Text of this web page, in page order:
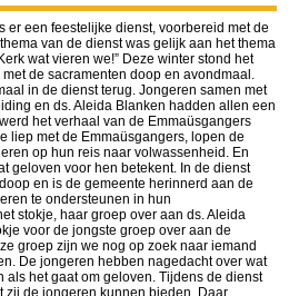
er een feestelijke dienst, voorbereid met de
van de dienst was gelijk aan het thema
wat vieren we!” Deze winter stond het
de sacramenten doop en avondmaal.
in de dienst terug. Jongeren samen met
en ds. Aleida Blanken hadden allen een
het verhaal van de Emmaüsgangers
liep met de Emmaüsgangers, lopen de
op hun reis naar volwassenheid. En
geloven voor hen betekent. In de dienst
en is de gemeente herinnerd aan de
te ondersteunen in hun
stokje, haar groep over aan ds. Aleida
voor de jongste groep over aan de
groep zijn we nog op zoek naar iemand
De jongeren hebben nagedacht over wat
het gaat om geloven. Tijdens de dienst
zij de jongeren kunnen bieden. Daar